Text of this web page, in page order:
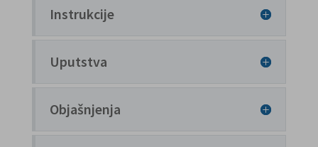
Instrukcije
Uputstva
Objašnjenja